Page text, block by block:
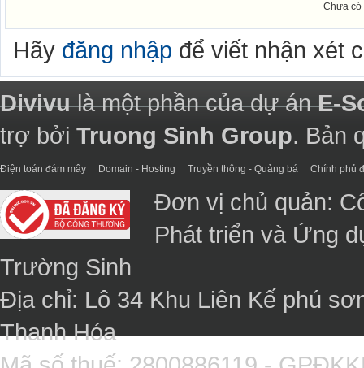
Chưa có
Hãy đăng nhập để viết nhận xét
Divivulà một phần của dự ánE-
trợ bởi Truong Sinh Group. Bản
Điện toán đám mây Domain - Hosting Truyền thông - Quảng bá Chính phủ
Đơn vị chủ quản:
Phát triển và Ứng
Trường Sinh
Địa chỉ: Lô 34 Khu Liên Kế phú
Thanh Hóa